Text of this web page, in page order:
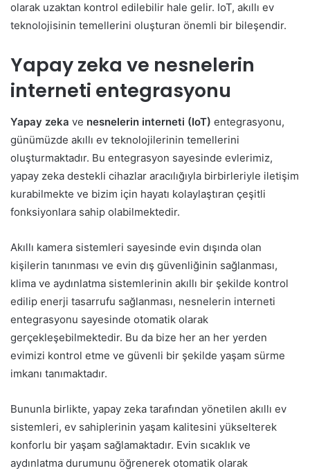
olarak uzaktan kontrol edilebilir hale gelir. IoT, akıllı ev
teknolojisinin temellerini oluşturan önemli bir bileşendir.
Yapay zeka ve nesnelerin
interneti entegrasyonu
Yapay zeka ve nesnelerin interneti (IoT) entegrasyonu,
günümüzde akıllı ev teknolojilerinin temellerini
oluşturmaktadır. Bu entegrasyon sayesinde evlerimiz,
yapay zeka destekli cihazlar aracılığıyla birbirleriyle iletişim
kurabilmekte ve bizim için hayatı kolaylaştıran çeşitli
fonksiyonlara sahip olabilmektedir.
Akıllı kamera sistemleri sayesinde evin dışında olan
kişilerin tanınması ve evin dış güvenliğinin sağlanması,
klima ve aydınlatma sistemlerinin akıllı bir şekilde kontrol
edilip enerji tasarrufu sağlanması, nesnelerin interneti
entegrasyonu sayesinde otomatik olarak
gerçekleşebilmektedir. Bu da bize her an her yerden
evimizi kontrol etme ve güvenli bir şekilde yaşam sürme
imkanı tanımaktadır.
Bununla birlikte, yapay zeka tarafından yönetilen akıllı ev
sistemleri, ev sahiplerinin yaşam kalitesini yükselterek
konforlu bir yaşam sağlamaktadır. Evin sıcaklık ve
aydınlatma durumunu öğrenerek otomatik olarak